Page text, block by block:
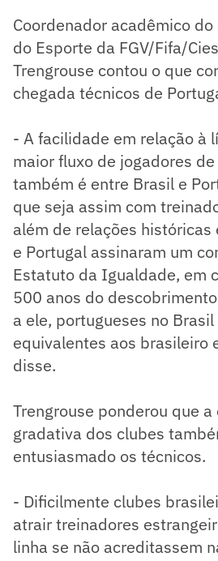
Coordenador acadêmico
do Esporte da FGV/Fifa/
Trengrouse contou o que
chegada técnicos de
- A facilidade em relação à
maior fluxo de jogadores
também é entre Brasil e
que seja assim com
além de relações
e Portugal assinaram um
Estatuto da Igualdade, em
500 anos do
a ele, portugueses no
equivalentes aos brasileiro
disse.
Trengrouse ponderou que
gradativa dos clubes
entusiasmado os técnicos.
- Dificilmente clubes
atrair treinadores
linha se não acreditassem